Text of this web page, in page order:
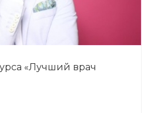
«Лучший врач